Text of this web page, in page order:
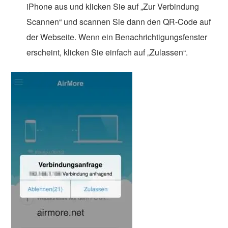
iPhone aus und klicken Sie auf „Zur Verbindung
Scannen“ und scannen Sie dann den QR-Code auf
der Webseite. Wenn ein Benachrichtigungsfenster
erscheint, klicken Sie einfach auf „Zulassen“.